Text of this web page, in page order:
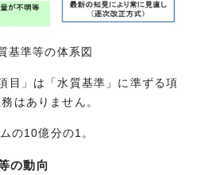
準等の体系図
」は「水質基準」に準ずる項
はありません。
の10億分の1。
の動向